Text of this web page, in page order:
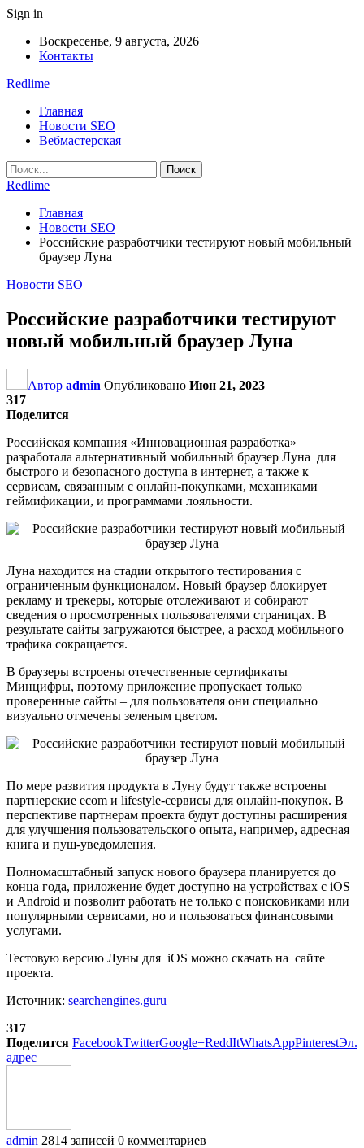
Sign in
Воскресенье, 9 августа, 2026
Контакты
Redlime
Главная
Новости SEO
Вебмастерская
Redlime
Главная
Новости SEO
Российские разработчики тестируют новый мобильный
браузер Луна
Новости SEO
Российские разработчики тестируют
новый мобильный браузер Луна
Автор admin Опубликовано Июн 21, 2023
317
Поделится
Российская компания «Инновационная разработка»
разработала альтернативный мобильный браузер Луна для
быстрого и безопасного доступа в интернет, а также к
сервисам, связанным с онлайн-покупками, механиками
геймификации, и программами лояльности.
Луна находится на стадии открытого тестирования с
ограниченным функционалом. Новый браузер блокирует
рекламу и трекеры, которые отслеживают и собирают
сведения о просмотренных пользователями страницах. В
результате сайты загружаются быстрее, а расход мобильного
трафика сокращается.
В браузеры встроены отечественные сертификаты
Минцифры, поэтому приложение пропускает только
проверенные сайты – для пользователя они специально
визуально отмечены зеленым цветом.
По мере развития продукта в Луну будут также встроены
партнерские ecom и lifestyle-сервисы для онлайн-покупок. В
перспективе партнерам проекта будут доступны расширения
для улучшения пользовательского опыта, например, адресная
книга и пуш-уведомления.
Полномасштабный запуск нового браузера планируется до
конца года, приложение будет доступно на устройствах с iOS
и Android и позволит работать не только с поисковиками или
популярными сервисами, но и пользоваться финансовыми
услугами.
Тестовую версию Луны для iOS можно скачать на сайте
проекта.
Источник: searchengines.guru
317
Поделится FacebookTwitterGoogle+ReddItWhatsAppPinterestЭл.
адрес
admin 2814 записей 0 комментариев